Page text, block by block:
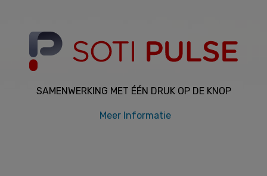
SAMENWERKING MET ÉÉN DRUK OP DE KNOP
Meer Informatie